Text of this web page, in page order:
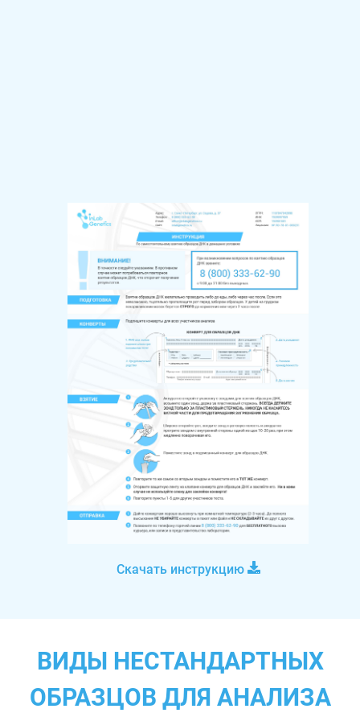
Скачать инструкцию
ВИДЫ НЕСТАНДАРТНЫХ
ОБРАЗЦОВ ДЛЯ АНАЛИЗА